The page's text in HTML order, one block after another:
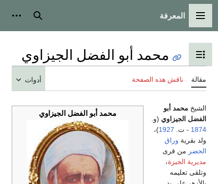
القائمة الرئيسية
المعرفة بحث
تبديل عرض جدول المحتويات
محمد أبو الفضل الجيزاوي
مقالة ناقش هذه الصفحة أدوات
محمد أبو الفضل الجيزاوي
الشيخ محمد أبو
الفضل الجيزاوي (و.
1874 - ت. 1927)،
ولد بقرية وراق
الحضر من قرى
مديرية الجيزة،
وتلقى تعليمه